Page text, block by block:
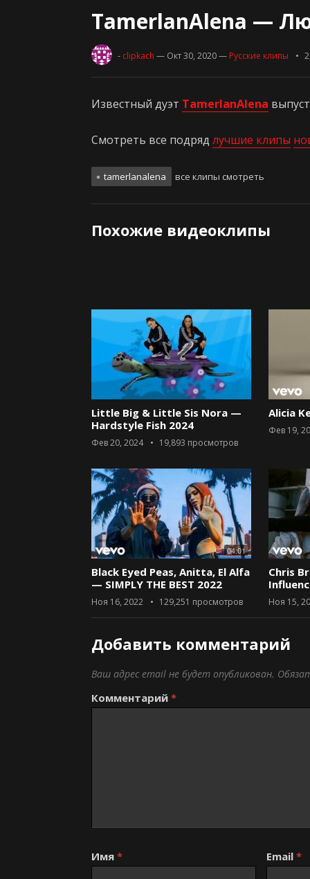
TamerlanAlena —
- clipkach — Окт 30, 2020— Русские клипы
Известный дуэт TamerlanAlena
Смотреть все подряд лучшие клипы
tamerlanalena все клипы смотреть
Похожие видеоклипы
Little Big & Little Sis Nora —
Hardstyle Fish 2024
Фев 20, 2024 19,893 просмотров
Alicia
Фев 19,
04:01
Black Eyed Peas, Anitta, El Alfa
— SIMPLY THE BEST 2022
Ноя 16, 2022 129,251 просмотров
Chris
Ноя 15,
Добавить комментарий
Ваш адрес email не будет опубликован.
Комментарий *
Имя * Email *